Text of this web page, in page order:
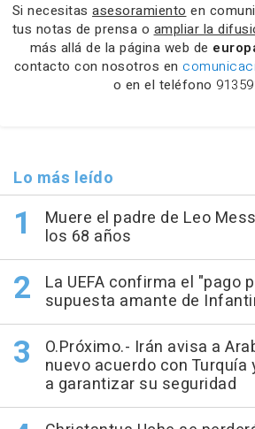
Si necesitas asesoramiento en
tus notas de prensa o ampliar la
más allá de la página web de
contacto con nosotros en
o en el teléfono
Lo más leído
Muere el padre de Leo
los 68 años
La UEFA confirma el "pago
supuesta amante de
O.Próximo.- Irán avisa a
nuevo acuerdo con Turquía
a garantizar su seguridad